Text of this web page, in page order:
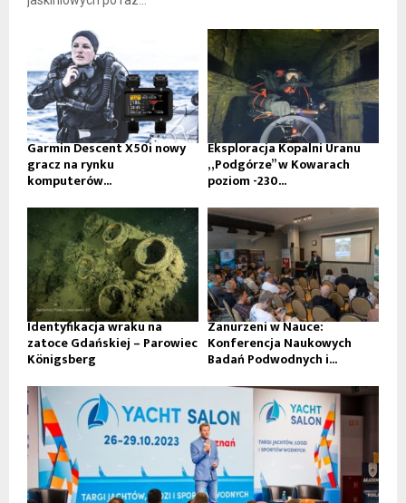
Garmin Descent X50i nowy
gracz na rynku
komputerów...
Eksploracja Kopalni Uranu
„Podgórze” w Kowarach
poziom -230...
Identyfikacja wraku na
zatoce Gdańskiej – Parowiec
Königsberg
Zanurzeni w Nauce:
Konferencja Naukowych
Badań Podwodnych i...